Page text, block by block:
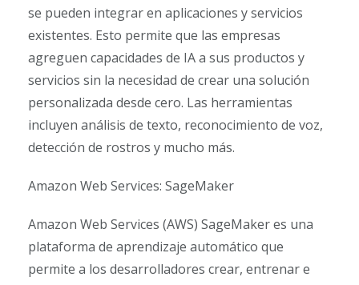
se pueden integrar en aplicaciones y servicios
existentes. Esto permite que las empresas
agreguen capacidades de IA a sus productos y
servicios sin la necesidad de crear una solución
personalizada desde cero. Las herramientas
incluyen análisis de texto, reconocimiento de voz,
detección de rostros y mucho más.
Amazon Web Services: SageMaker
Amazon Web Services (AWS) SageMaker es una
plataforma de aprendizaje automático que
permite a los desarrolladores crear, entrenar e